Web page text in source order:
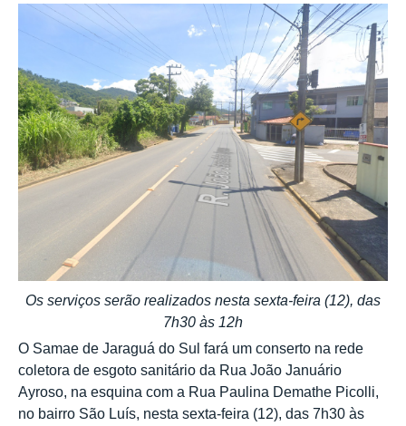
Os serviços serão realizados nesta sexta-feira (12), das
7h30 às 12h
O Samae de Jaraguá do Sul fará um conserto na rede
coletora de esgoto sanitário da Rua João Januário
Ayroso, na esquina com a Rua Paulina Demathe Picolli,
no bairro São Luís, nesta sexta-feira (12), das 7h30 às